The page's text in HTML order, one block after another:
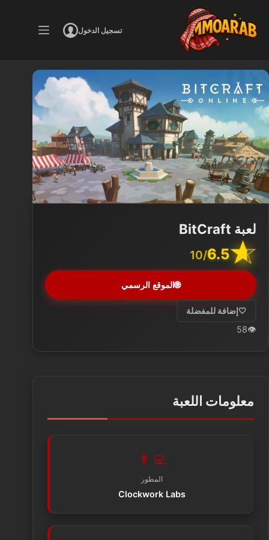
المحتوى
تسجيل الدخول
لعبة BitCraft
6.5
/10
🌐الموقع الرسمي
🤍 إضافة للمفضلة
👁️
58
معلومات اللعبة
👨‍💻
المطور
Clockwork Labs